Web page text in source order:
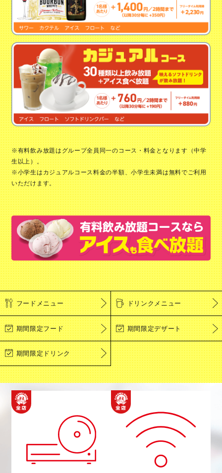
※有料飲み放題はグループ全員同一のコース・料金となります（中学
生以上）。
※小学生はカジュアルコース料金の半額、小学生未満は無料でご利用
いただけます。
フードメニュー ドリンクメニュー
期間限定フード 期間限定デザート
期間限定ドリンク